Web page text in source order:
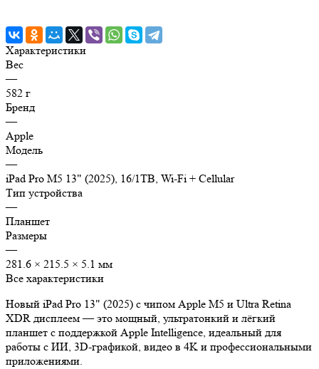
Характеристики
Вес
—
582 г
Бренд
—
Apple
Модель
—
iPad Pro M5 13" (2025), 16/1TB, Wi-Fi + Cellular
Тип устройства
—
Планшет
Размеры
—
281.6 × 215.5 × 5.1 мм
Все характеристики
Новый iPad Pro 13" (2025) с чипом Apple M5 и Ultra Retina
XDR дисплеем — это мощный, ультратонкий и лёгкий
планшет с поддержкой Apple Intelligence, идеальный для
работы с ИИ, 3D‑графикой, видео в 4K и профессиональными
приложениями.